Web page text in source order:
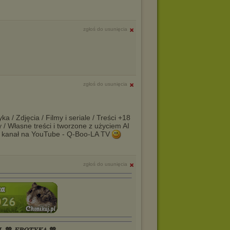
zgłoś do usunięcia
zgłoś do usunięcia
/ Zdjęcia / Filmy i seriale / Treści +18
Własne treści i tworzone z użyciem AI
na YouTube - Q-Boo-LA TV
zgłoś do usunięcia